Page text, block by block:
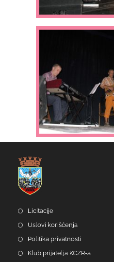
Licitacije
Uslovi korišćenja
Politika privatnosti
Klub prijatelja KCZR-a